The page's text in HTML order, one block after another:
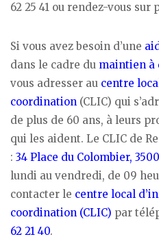
62 25 41 ou rendez-vous sur
Si vous avez besoin d’une
dans le cadre du maintien à
vous adresser au centre
coordination (CLIC) qui
de plus de 60 ans, à leurs
qui les aident. Le CLIC de
: 34 Place du Colombier,
lundi au vendredi, de 09
contacter le centre local
coordination (CLIC) par
62 21 40.